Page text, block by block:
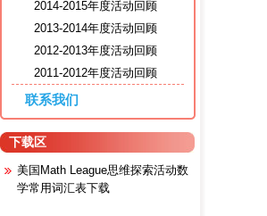
2014-2015年度活动回顾
2013-2014年度活动回顾
2012-2013年度活动回顾
2011-2012年度活动回顾
联系我们
下载区
美国Math League思维探索活动数
学常用词汇表下载